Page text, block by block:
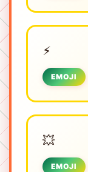
⚡︎
EMOJI
💥
EMOJI